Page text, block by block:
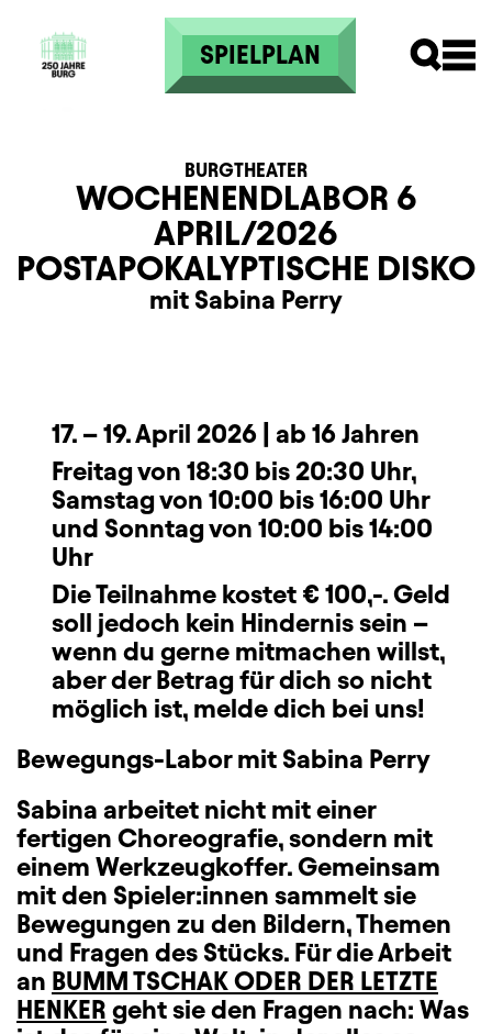
Direkt zum Inhalt
SPIELPLAN
WOCHENENDLABOR 6
APRIL/2026
POSTAPOKALYPTISCHE DISKO
BURGTHEATER
mit Sabina Perry
17. –19. April 2026 | ab 16 Jahren
Freitag von 18:30 bis 20:30 Uhr,
Samstag von 10:00 bis 16:00 Uhr
und Sonntag von 10:00 bis 14:00
Uhr
Die Teilnahme kostet € 100,-. Geld
soll jedoch kein Hindernis sein –
wenn du gerne mitmachen willst,
aber der Betrag für dich so nicht
möglich ist, melde dich bei uns!
Bewegungs-Labor mit Sabina Perry
Sabina arbeitet nicht mit einer
fertigen Choreografie, sondern mit
einem Werkzeugkoffer. Gemeinsam
mit den Spieler:innen sammelt sie
Bewegungen zu den Bildern, Themen
und Fragen des Stücks. Für die Arbeit
an BUMM TSCHAK ODER DER LETZTE
HENKER geht sie den Fragen nach: Was